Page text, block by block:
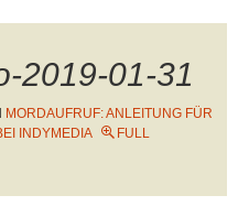
2019-01-31
MORDAUFRUF: ANLEITUNG FÜR
INDYMEDIA
FULL